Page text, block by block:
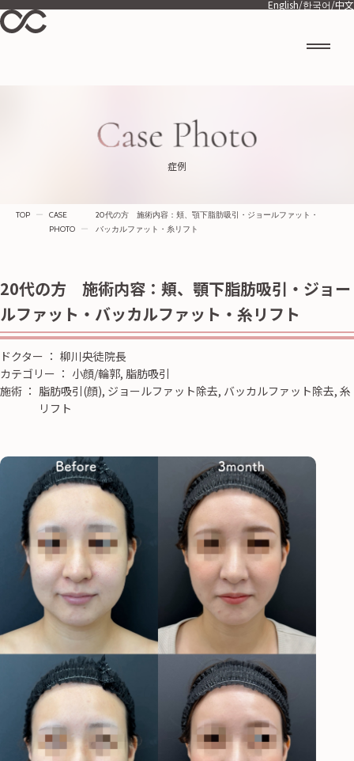
English/한국어/中文
症例
TOP ー
CASE
PHOTO
ー
20代の方 施術内容：頬、顎下脂肪吸引・ジョールファット・
バッカルファット・糸リフト
20代の方 施術内容：頬、顎下脂肪吸引・ジョー
ルファット・バッカルファット・糸リフト
ドクター ： 柳川央徒院長
カテゴリー ： 小顔/輪郭, 脂肪吸引
施術 ： 脂肪吸引(顔), ジョールファット除去, バッカルファット除去, 糸
リフト